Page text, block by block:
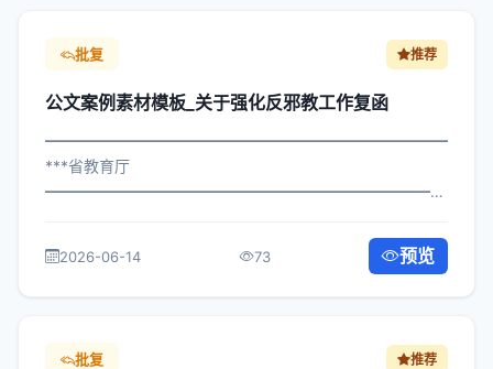
批复 推荐
公文案例素材模板_关于强化反邪教工作复函
***省教育厅
为深入贯彻落实习近平总书记关于关于...
2026-06-14 73 预览
批复 推荐